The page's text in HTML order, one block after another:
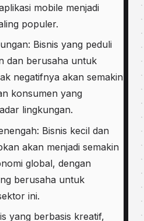
mobile menjadi
populer.
Bisnis yang peduli
dan berusaha untuk
negatifnya akan semakin
konsumen yang
lingkungan.
Bisnis kecil dan
akan menjadi semakin
global, dengan
berusaha untuk
ini.
yang berbasis kreatif,